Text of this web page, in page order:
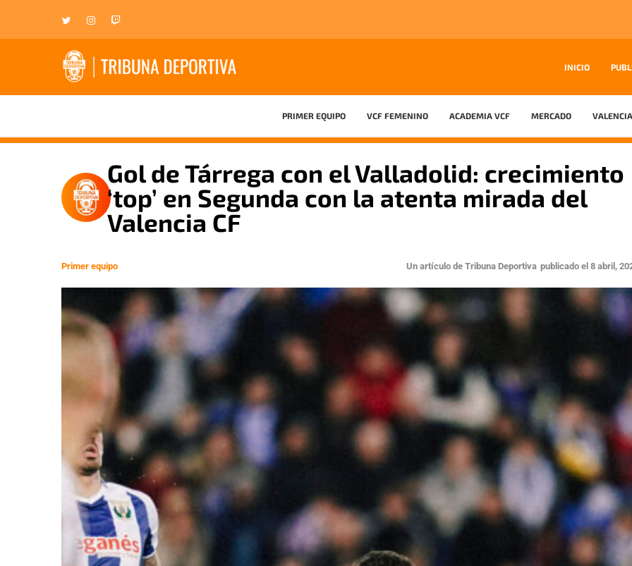
INICIO
PRIMER EQUIPO VCF FEMENINO ACADEMIA VCF MERCADO
Gol de Tárrega con el Valladolid: crecimiento
‘top’ en Segunda con la atenta mirada del
Valencia CF
Primer equipo Un artículo de Tribuna Deportiva publicado el 8 abril,
Ir a su web